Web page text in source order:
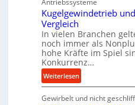
f
o
r
m
a
n
c
e
b
Antriebssysteme
Kugelgewindetrieb
Vergleich
In vielen Branchen
noch immer als
hohe Kräfte im Spiel
Konkurrenz…
Weiterlesen:
K
u
Gewirbelt und nicht